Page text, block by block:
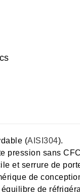
(AISI304).
pression sans
et serrure de
de
de